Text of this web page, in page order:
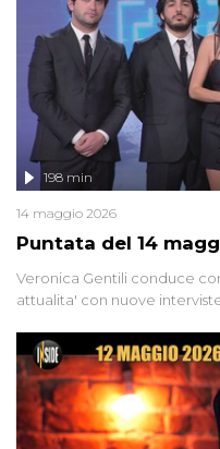
groviglio di dubbi mai
l'intervista inedita a Olindo
Puntata del 14
198 min
14 maggio 2026
Veronica Gentili conduce
attualita' con nuove